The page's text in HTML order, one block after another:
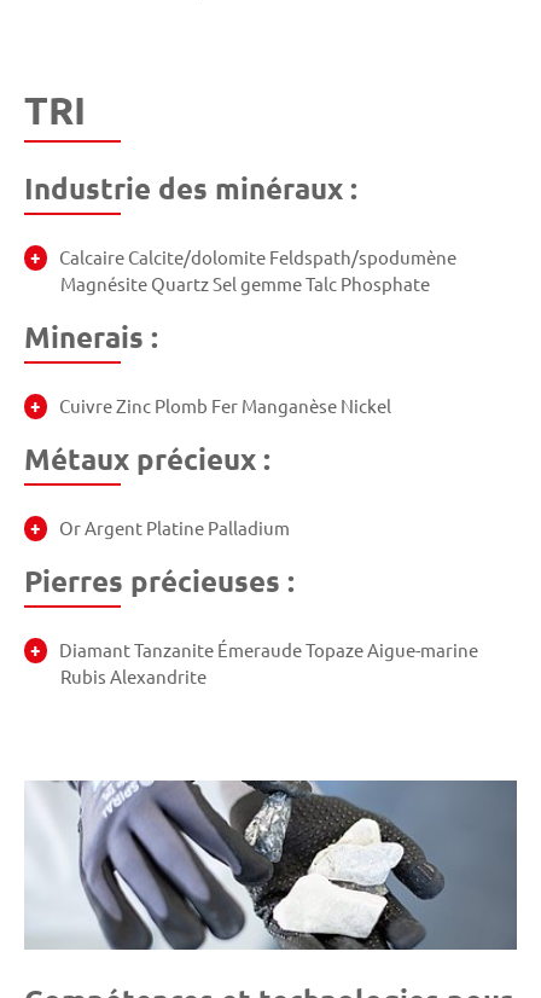
TRI
Industrie des minéraux :
Calcaire Calcite/dolomite Feldspath/spodumène
Magnésite Quartz Sel gemme Talc Phosphate
Minerais :
Cuivre Zinc Plomb Fer Manganèse Nickel
Métaux précieux :
Or Argent Platine Palladium
Pierres précieuses :
Diamant Tanzanite Émeraude Topaze Aigue-marine
Rubis Alexandrite